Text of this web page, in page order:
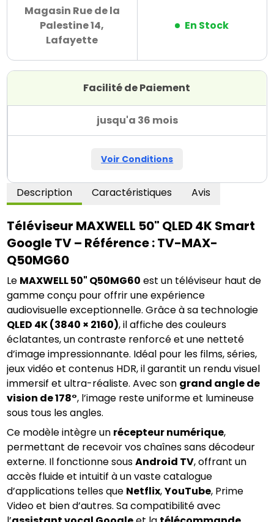
Magasin Rue de la
Palestine 14,
Lafayette
En Stock
Facilité de Paiement
jusqu'a 36 mois
Voir Conditions
Description Caractéristiques Avis
Téléviseur MAXWELL 50" QLED 4K Smart
Google TV – Référence : TV-MAX-
Q50MG60
Le MAXWELL 50" Q50MG60 est un téléviseur haut de
gamme conçu pour offrir une expérience
QLED 4K (3840 × 2160), il affiche des couleurs
éclatantes, un contraste renforcé et une netteté
d’image impressionnante. Idéal pour les films, séries,
jeux vidéo et contenus HDR, il garantit un rendu visuel
immersif et ultra-réaliste. Avec son grand angle de
vision de 178°, l’image reste uniforme et lumineuse
sous tous les angles.
Ce modèle intègre un récepteur numérique,
permettant de recevoir vos chaînes sans décodeur
externe. Il fonctionne sous Android TV, offrant un
accès fluide et intuitif à un vaste catalogue
d’applications telles que Netflix, YouTube, Prime
Video et bien d’autres. Sa compatibilité avec